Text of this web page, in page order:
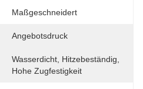
Maßgeschneidert
Angebotsdruck
Wasserdicht, Hitzebeständig,
Hohe Zugfestigkeit